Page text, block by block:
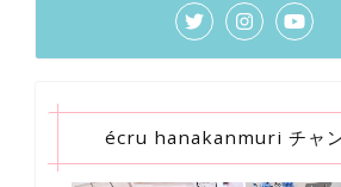
écru hanakanmuri チャ